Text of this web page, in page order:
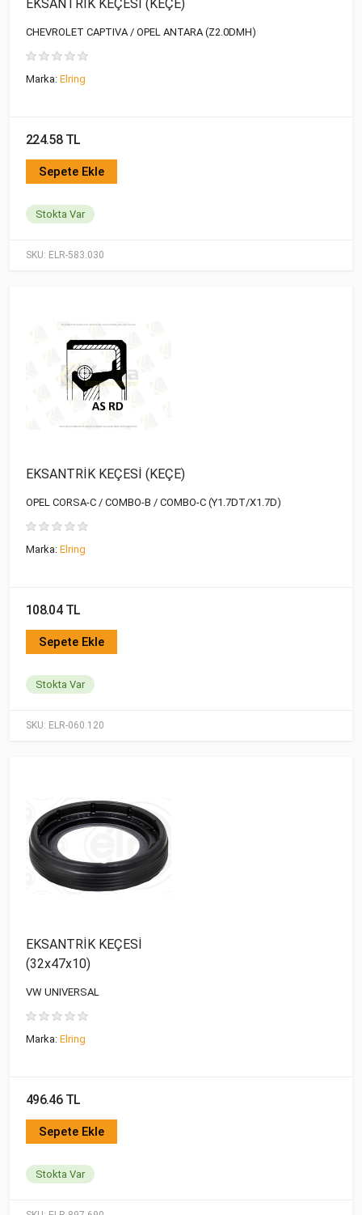
SKU: ELR-583.030
EKSANTRİK KEÇESİ (KEÇE)
CHEVROLET CAPTIVA / OPEL ANTARA (Z2.0DMH)
Marka: Elring
224.58 TL
Sepete Ekle
Stokta Var
SKU: ELR-060.120
EKSANTRİK KEÇESİ (KEÇE)
OPEL CORSA-C / COMBO-B / COMBO-C (Y1.7DT/X1.7D)
Marka: Elring
108.04 TL
Sepete Ekle
Stokta Var
EKSANTRİK KEÇESİ
(32x47x10)
VW UNIVERSAL
Marka: Elring
496.46 TL
Sepete Ekle
Stokta Var